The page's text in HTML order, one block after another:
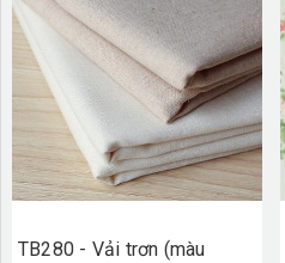
TB280 - Vải trơn (màu